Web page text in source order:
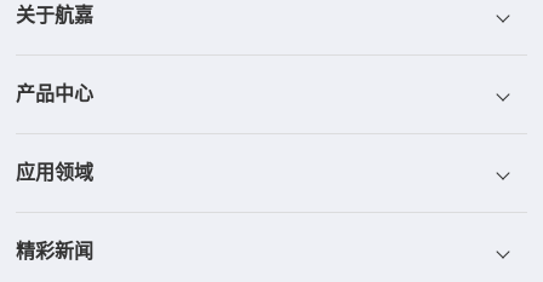
关于航嘉
航嘉介绍
航嘉荣誉
航嘉文化
产品中心
电源
散热器
应用领域
ICT
精彩新闻